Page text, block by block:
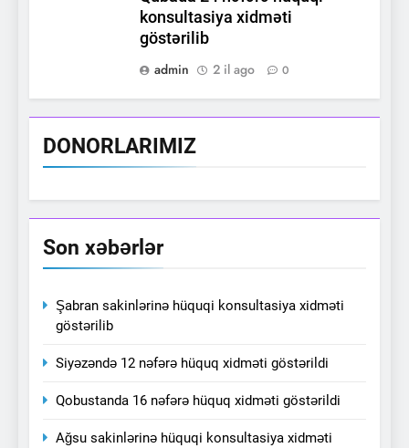
konsultasiya xidməti
göstərilib
admin
2 il ago 0
DONORLARIMIZ
Son xəbərlər
Şabran sakinlərinə hüquqi konsultasiya xidməti
göstərilib
Siyəzəndə 12 nəfərə hüquq xidməti göstərildi
Qobustanda 16 nəfərə hüquq xidməti göstərildi
Ağsu sakinlərinə hüquqi konsultasiya xidməti